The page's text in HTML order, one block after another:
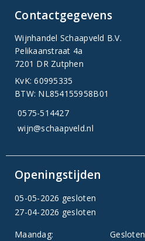
Contactgegevens
Wijnhandel Schaapveld B.V.
Pelikaanstraat 4a
7201 DR Zutphen
KvK: 60995335
BTW: NL854155958B01
0575-514427
wijn@schaapveld.nl
Openingstijden
05-05-2026 gesloten
27-04-2026 gesloten
Maandag:
Gesloten